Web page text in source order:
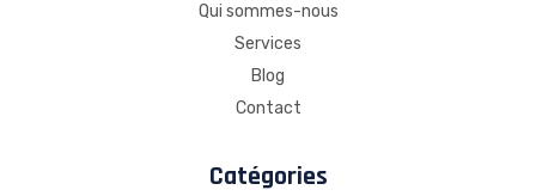
Qui sommes-nous
Services
Blog
Contact
Catégories